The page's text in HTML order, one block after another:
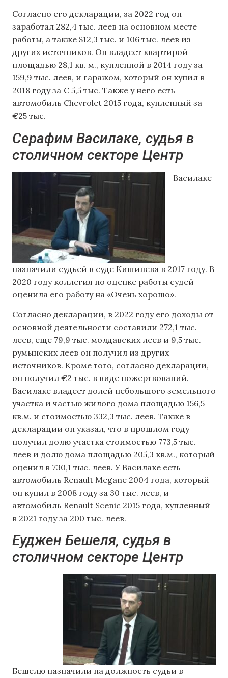
Согласно его декларации, за 2022 год он
заработал 282,4 тыс. леев на основном месте
работы, а также $12,3 тыс. и 106 тыс. леев из
других источников. Он владеет квартирой
площадью 28,1 кв. м., купленной в 2014 году за
159,9 тыс. леев, и гаражом, который он купил в
2018 году за € 5,5 тыс. Также у него есть
автомобиль Chevrolet 2015 года, купленный за
€25 тыс.
Серафим Василаке, судья в
столичном секторе Центр
Василаке
назначили судьей в суде Кишинева в 2017 году. В
2020 году коллегия по оценке работы судей
оценила его работу на «Очень хорошо».
Согласно декларации, в 2022 году его доходы от
основной деятельности составили 272,1 тыс.
леев, еще 79,9 тыс. молдавских леев и 9,5 тыс.
румынских леев он получил из других
источников. Кроме того, согласно декларации,
он получил €2 тыс. в виде пожертвований.
Василаке владеет долей небольшого земельного
участка и частью жилого дома площадью 156,5
кв.м. и стоимостью 332,3 тыс. леев. Также в
декларации он указал, что в прошлом году
получил долю участка стоимостью 773,5 тыс.
леев и долю дома площадью 205,3 кв.м., который
оценил в 730,1 тыс. леев. У Василаке есть
автомобиль Renault Megane 2004 года, который
он купил в 2008 году за 30 тыс. леев, и
автомобиль Renault Scenic 2015 года, купленный
в 2021 году за 200 тыс. леев.
Еуджен Бешеля, судья в
столичном секторе Центр
Бешелю назначили на должность судьи в